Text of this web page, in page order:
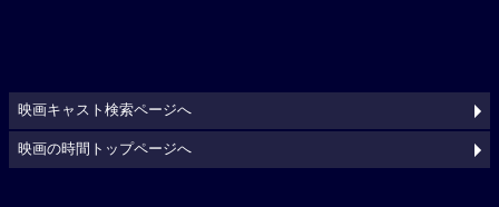
映画キャスト検索ページへ
映画の時間トップページへ